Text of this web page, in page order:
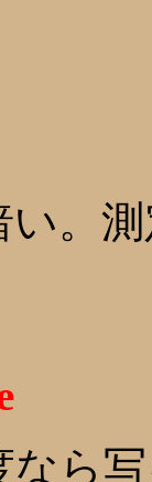
。
ら